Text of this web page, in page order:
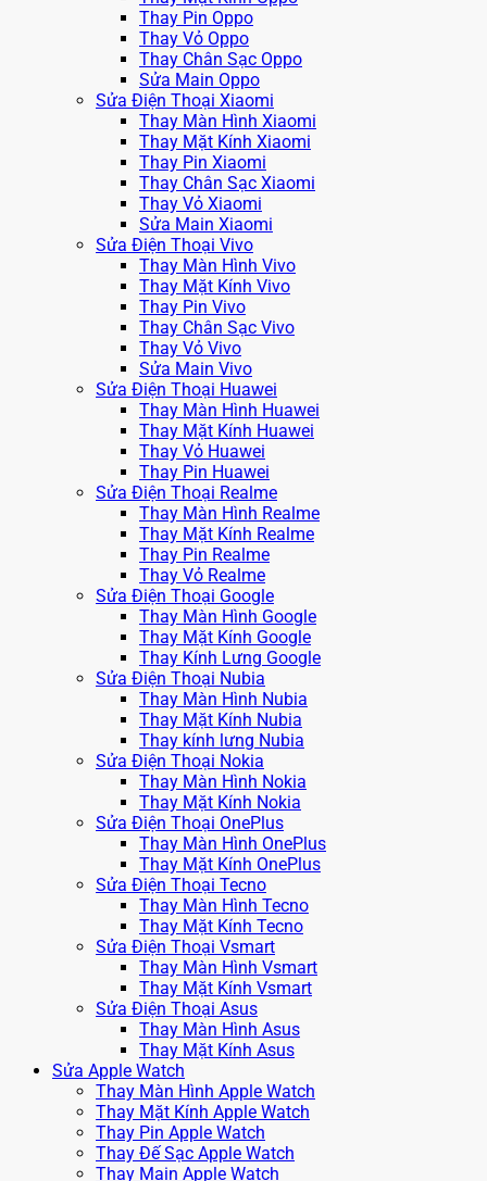
Thay Pin Oppo
Thay Vỏ Oppo
Thay Chân Sạc Oppo
Sửa Main Oppo
Sửa Điện Thoại Xiaomi
Thay Màn Hình Xiaomi
Thay Mặt Kính Xiaomi
Thay Pin Xiaomi
Thay Chân Sạc Xiaomi
Thay Vỏ Xiaomi
Sửa Main Xiaomi
Sửa Điện Thoại Vivo
Thay Màn Hình Vivo
Thay Mặt Kính Vivo
Thay Pin Vivo
Thay Chân Sạc Vivo
Thay Vỏ Vivo
Sửa Main Vivo
Sửa Điện Thoại Huawei
Thay Màn Hình Huawei
Thay Mặt Kính Huawei
Thay Vỏ Huawei
Thay Pin Huawei
Sửa Điện Thoại Realme
Thay Màn Hình Realme
Thay Mặt Kính Realme
Thay Pin Realme
Thay Vỏ Realme
Sửa Điện Thoại Google
Thay Màn Hình Google
Thay Mặt Kính Google
Thay Kính Lưng Google
Sửa Điện Thoại Nubia
Thay Màn Hình Nubia
Thay Mặt Kính Nubia
Thay kính lưng Nubia
Sửa Điện Thoại Nokia
Thay Màn Hình Nokia
Thay Mặt Kính Nokia
Sửa Điện Thoại OnePlus
Thay Màn Hình OnePlus
Thay Mặt Kính OnePlus
Sửa Điện Thoại Tecno
Thay Màn Hình Tecno
Thay Mặt Kính Tecno
Sửa Điện Thoại Vsmart
Thay Màn Hình Vsmart
Thay Mặt Kính Vsmart
Sửa Điện Thoại Asus
Thay Màn Hình Asus
Thay Mặt Kính Asus
Sửa Apple Watch
Thay Màn Hình Apple Watch
Thay Mặt Kính Apple Watch
Thay Pin Apple Watch
Thay Đế Sạc Apple Watch
Thay Main Apple Watch